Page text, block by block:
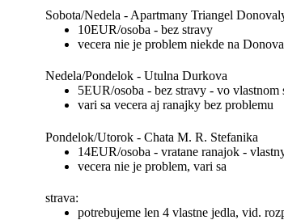
Sobota/Nedela - Apartmany Triangel
10EUR/osoba - bez stravy
vecera nie je problem niekde na
Nedela/Pondelok - Utulna Durkova
5EUR/osoba - bez stravy - vo vlastnom
vari sa vecera aj ranajky bez problemu
Pondelok/Utorok - Chata M. R. Stefanika
14EUR/osoba - vratane ranajok -
vecera nie je problem, vari sa
strava:
potrebujeme len 4 vlastne jedla, vid.